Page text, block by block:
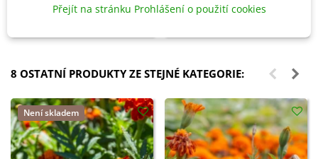
105 Kč
8 OSTATNÍ PRODUKTY ZE STEJNÉ KATEGORIE:
Není skladem
Přejít na stránku Prohlášení o použití cookies